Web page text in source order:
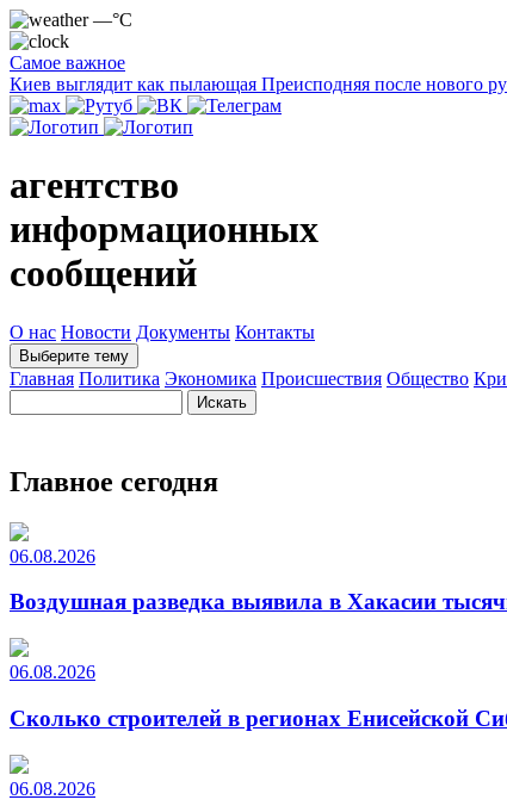
—°C
Самое важное
Киев выглядит как пылающая Преисподняя после нового
агентство
информационных
сообщений
О нас Новости Документы Контакты
Выберите тему
Главная Политика Экономика Происшествия Общество
Главное сегодня
06.08.2026
Воздушная разведка выявила в Хакасии
06.08.2026
Сколько строителей в регионах Енисейской
06.08.2026